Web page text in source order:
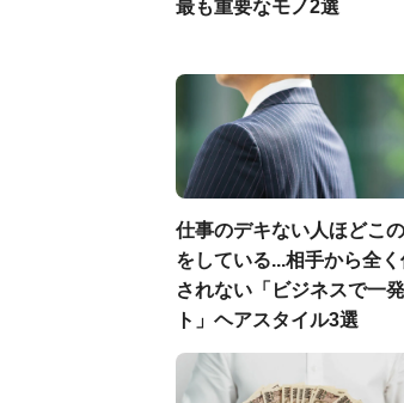
最も重要なモノ2選
仕事のデキない人ほどこ
をしている...相手から全
されない「ビジネスで一
ト」ヘアスタイル3選